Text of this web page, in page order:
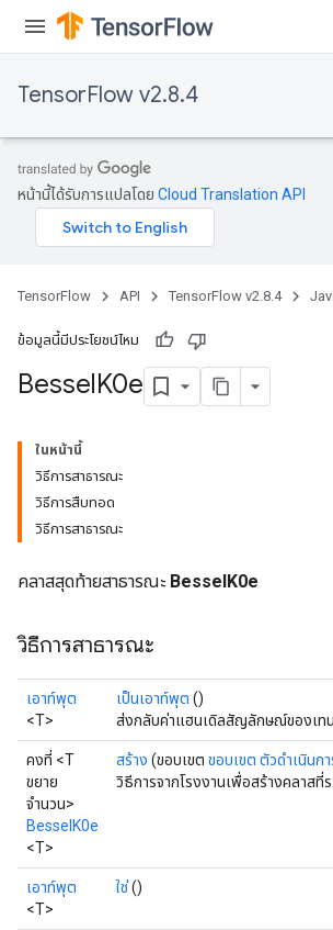
TensorFlow v2.8.4
หน้านี้ได้รับการแปลโดย Cloud Translation API
TensorFlow API TensorFlow v2.8.4
ข้อมูลนี้มีประโยชน์ไหม
BesselK0e
ในหน้านี้
วิธีการสาธารณะ
วิธีการสืบทอด
วิธีการสาธารณะ
คลาสสุดท้ายสาธารณะ BesselK0e
วิธีการสาธารณะ
เอาท์พุต
<T>
เป็นเอาท์พุต ()
ส่งกลับค่าแฮนเดิลสัญลักษณ์ของเท
คงที่ <T
ขยาย
จำนวน>
BesselK0e
<T>
สร้าง (ขอบเขต ขอบเขต ตัวดำเนินกา
วิธีการจากโรงงานเพื่อสร้างคลาสที่
เอาท์พุต
<T>
ใช่()